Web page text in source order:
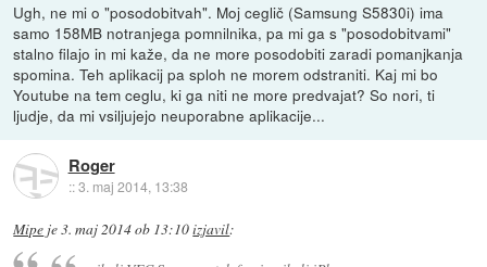
Ugh, ne mi o "posodobitvah". Moj ceglič (Samsung S5830i) ima
samo 158MB notranjega pomnilnika, pa mi ga s "posodobitvami"
stalno filajo in mi kaže, da ne more posodobiti zaradi pomanjkanja
spomina. Teh aplikacij pa sploh ne morem odstraniti. Kaj mi bo
Youtube na tem ceglu, ki ga niti ne more predvajat? So nori, ti
ljudje, da mi vsiljujejo neuporabne aplikacije...
Roger
::3. maj 2014, 13:38
Mipe je3. maj 2014 ob 13:10izjavil: